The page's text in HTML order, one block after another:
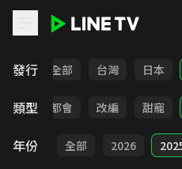
發行 全部 台灣 日本
類型
愛情 都會 改編 甜寵
年份 全部 2026